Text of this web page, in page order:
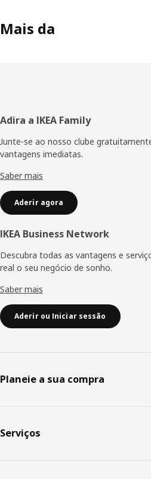
Mais da
Rodapé
Adira a IKEA Family
Junte-se ao nosso clube
vantagens imediatas.
Saber mais
Aderir agora
IKEA Business Network
Descubra todas as vantagens e
real o seu negócio de sonho.
Saber mais
Aderir ou Iniciar sessão
Planeie a sua compra
Serviços